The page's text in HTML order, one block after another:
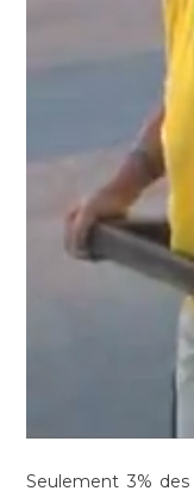
Seulement 3%